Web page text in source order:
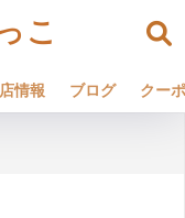
こ
情報 ブログ クー